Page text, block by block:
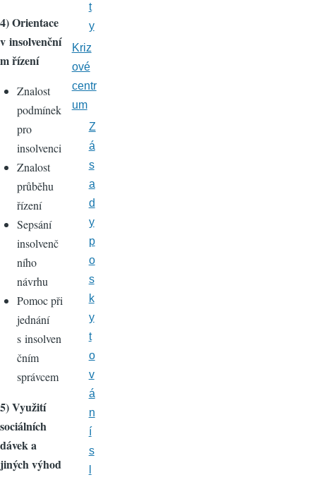
4) Orientace
v insolvenční
m řízení
Znalost
podmínek
pro
insolvenci
Znalost
průběhu
řízení
Sepsání
insolvenč
ního
návrhu
Pomoc při
jednání
s insolven
čním
správcem
5) Využití
sociálních
dávek a
jiných výhod
t
y
Kriz
ové
centr
um
Z
á
s
a
d
y
p
o
s
k
y
t
o
v
á
n
í
s